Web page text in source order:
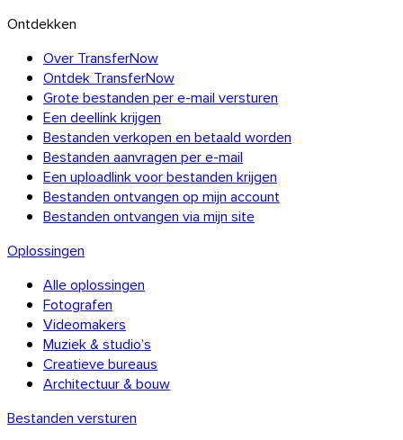
Outlook
Ontdekken
Over TransferNow
Ontdek TransferNow
Grote bestanden per e-mail versturen
Een deellink krijgen
Bestanden verkopen en betaald worden
Bestanden aanvragen per e-mail
Een uploadlink voor bestanden krijgen
Bestanden ontvangen op mijn account
Bestanden ontvangen via mijn site
Oplossingen
Alle oplossingen
Fotografen
Videomakers
Muziek & studio’s
Creatieve bureaus
Architectuur & bouw
Bestanden versturen